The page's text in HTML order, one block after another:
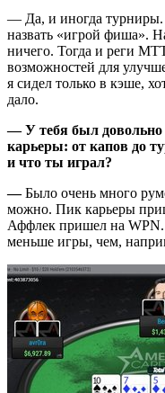
— Да, и иногда
назвать «игрой фиша».
ничего. Тогда и реги
возможностей для
я сидел только в кэше,
дало.
— У тебя был довольно
карьеры: от капов до
и что ты играл?
—Было очень много
можно. Пик карьеры
Аффлек пришел на
меньше игры, чем,